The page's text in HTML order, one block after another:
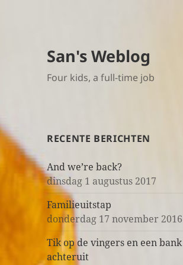
San's Weblog
Four kids, a full-time job
RECENTE BERICHTEN
And we’re back?
dinsdag 1 augustus 2017
Familieuitstap
donderdag 17 november 2016
Tik op de vingers en een bank
achteruit